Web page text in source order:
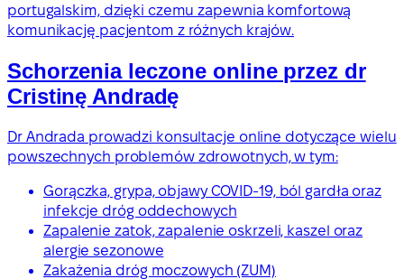
portugalskim, dzięki czemu zapewnia komfortową
komunikację pacjentom z różnych krajów.
Schorzenia leczone online przez dr
Cristinę Andradę
Dr Andrada prowadzi konsultacje online dotyczące wielu
powszechnych problemów zdrowotnych, w tym:
Gorączka, grypa, objawy COVID-19, ból gardła oraz
infekcje dróg oddechowych
Zapalenie zatok, zapalenie oskrzeli, kaszel oraz
alergie sezonowe
Zakażenia dróg moczowych (ZUM)